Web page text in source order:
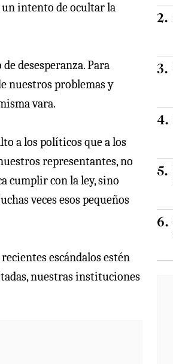
un intento de ocultar la
desesperanza. Para
nuestros problemas y
vara.
a los políticos que a los
representantes, no
cumplir con la ley, sino
veces esos pequeños
escándalos estén
nuestras instituciones
2.
3.
4.
5.
6.